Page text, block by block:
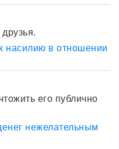
насилию в отношении
его публично
нежелательным